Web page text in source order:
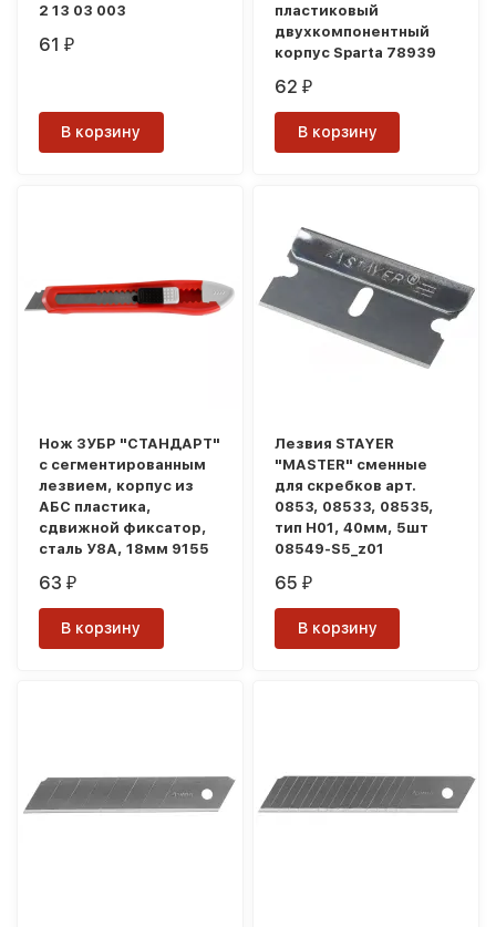
2 13 03 003
61₽
В корзину
пластиковый
двухкомпонентный
корпус Sparta 78939
62₽
В корзину
Нож ЗУБР "СТАНДАРТ"
с сегментированным
лезвием, корпус из
AБС пластика,
сдвижной фиксатор,
сталь У8А, 18мм 9155
63₽
В корзину
Лезвия STAYER
"MASTER" сменные
для скребков арт.
0853, 08533, 08535,
тип Н01, 40мм, 5шт
08549-S5_z01
65₽
В корзину